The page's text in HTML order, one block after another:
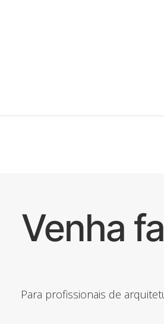
Venha
Para profissionais de